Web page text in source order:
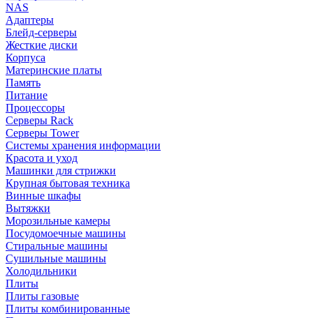
NAS
Адаптеры
Блейд-серверы
Жесткие диски
Корпуса
Материнские платы
Память
Питание
Процессоры
Серверы Rack
Серверы Tower
Системы хранения информации
Красота и уход
Машинки для стрижки
Крупная бытовая техника
Винные шкафы
Вытяжки
Морозильные камеры
Посудомоечные машины
Стиральные машины
Сушильные машины
Холодильники
Плиты
Плиты газовые
Плиты комбинированные